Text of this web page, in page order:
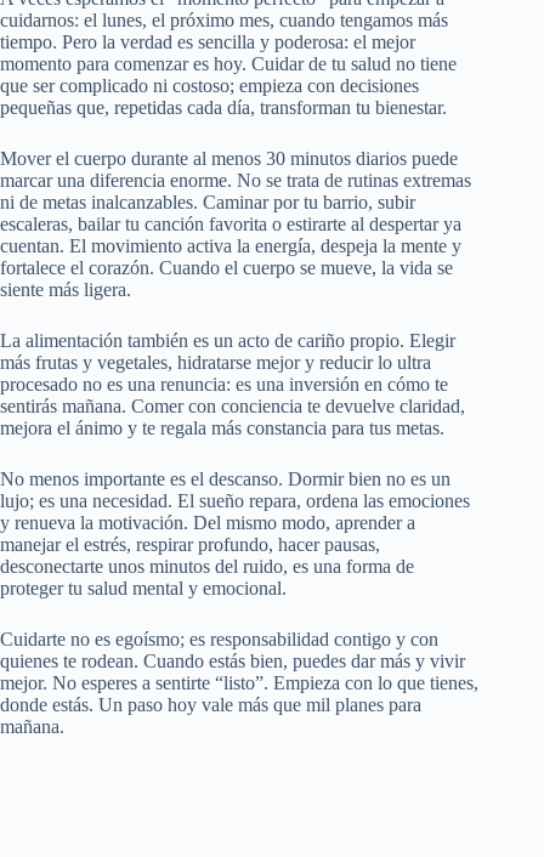
cuidarnos: el lunes, el próximo mes, cuando tengamos más
tiempo. Pero la verdad es sencilla y poderosa: el mejor
momento para comenzar es hoy. Cuidar de tu salud no tiene
que ser complicado ni costoso; empieza con decisiones
pequeñas que, repetidas cada día, transforman tu bienestar.
Mover el cuerpo durante al menos 30 minutos diarios puede
marcar una diferencia enorme. No se trata de rutinas extremas
ni de metas inalcanzables. Caminar por tu barrio, subir
escaleras, bailar tu canción favorita o estirarte al despertar ya
cuentan. El movimiento activa la energía, despeja la mente y
fortalece el corazón. Cuando el cuerpo se mueve, la vida se
siente más ligera.
La alimentación también es un acto de cariño propio. Elegir
más frutas y vegetales, hidratarse mejor y reducir lo ultra
procesado no es una renuncia: es una inversión en cómo te
sentirás mañana. Comer con conciencia te devuelve claridad,
mejora el ánimo y te regala más constancia para tus metas.
No menos importante es el descanso. Dormir bien no es un
lujo; es una necesidad. El sueño repara, ordena las emociones
y renueva la motivación. Del mismo modo, aprender a
manejar el estrés, respirar profundo, hacer pausas,
desconectarte unos minutos del ruido, es una forma de
proteger tu salud mental y emocional.
Cuidarte no es egoísmo; es responsabilidad contigo y con
quienes te rodean. Cuando estás bien, puedes dar más y vivir
mejor. No esperes a sentirte “listo”. Empieza con lo que tienes,
donde estás. Un paso hoy vale más que mil planes para
mañana.